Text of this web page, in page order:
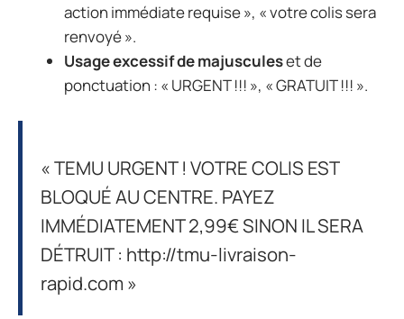
action immédiate requise », « votre colis sera
renvoyé ».
Usage excessif de majusculeset de
ponctuation : « URGENT !!! », « GRATUIT !!! ».
« TEMU URGENT ! VOTRE COLIS EST
BLOQUÉ AU CENTRE. PAYEZ
IMMÉDIATEMENT 2,99€ SINON IL SERA
DÉTRUIT : http://tmu-livraison-
rapid.com »